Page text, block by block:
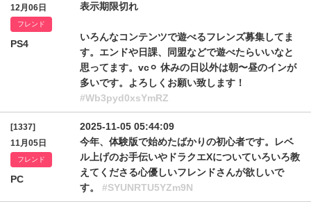
12月06日
フレンド
PS4
表示期限切れ
いろんなコンテンツで遊べるフレンズ募集してま
す。エンドや日課、同盟などで遊べたらいいなと
思ってます。vc⚪︎ 休みの日以外は朝〜昼のインが
多いです。よろしくお願い致します！
#Wb3pyd0xsYmRZ
[1337]
11月05日
フレンド
PC
2025-11-05 05:44:09
今年、体験版で始めたばかりの初心者です。レベ
ル上げのお手伝いやドラクエXについていろいろ教
えてくださる心優しいフレンドさんが欲しいで
す。 #SYUNRTU5YZm9N